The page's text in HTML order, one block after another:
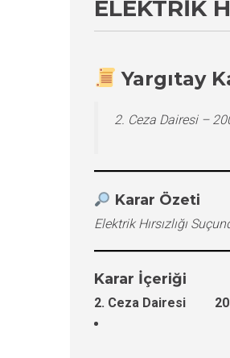
ELEKTRIK
Yargıtay
2. Ceza Dairesi –
Karar Özeti
Elektrik Hırsızlığı
Karar İçeriği
2. Ceza Dairesi